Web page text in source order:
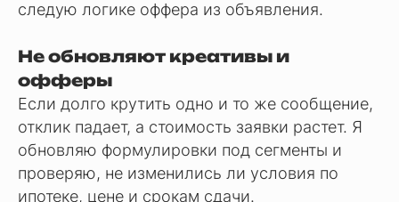
следую логике оффера из объявления.
Не обновляют креативы и
офферы
Если долго крутить одно и то же сообщение,
отклик падает, а стоимость заявки растет. Я
обновляю формулировки под сегменты и
проверяю, не изменились ли условия по
ипотеке, цене и срокам сдачи.